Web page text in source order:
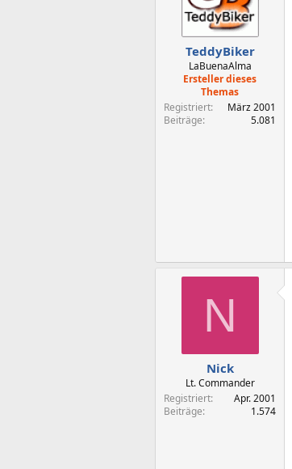
TeddyBiker
LaBuenaAlma
Ersteller dieses
Themas
Registriert
März 2001
Beiträge
5.081
N
Nick
Lt. Commander
Registriert
Apr. 2001
Beiträge
1.574